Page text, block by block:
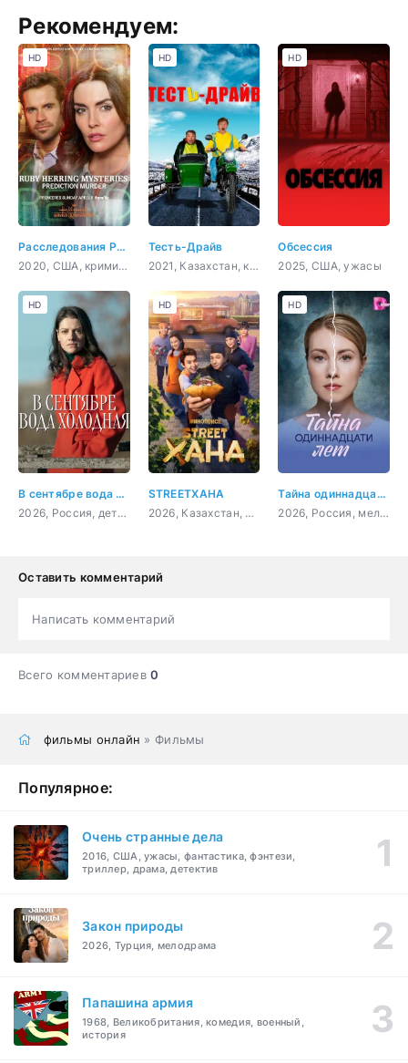
Рекомендуем:
Расследования Руби Херринг: Предсказание убийства
2020, США, криминал, детектив
HD
Тесть-Драйв
2021, Казахстан, комедия
HD
Обсессия
2025, США, ужасы
HD
В сентябре вода холодная
2026, Россия, детектив, криминал
HD
STREETХАНА
2026, Казахстан, комедия
HD
Тайна одиннадцати лет
2026, Россия, мелодрама
HD
Оставить комментарий
Написать комментарий
Всего комментариев0
фильмы онлайн » Фильмы
Популярное:
Очень странные дела
2016, США, ужасы, фантастика, фэнтези,
триллер, драма, детектив
Закон природы
2026, Турция, мелодрама
Папашина армия
1968, Великобритания, комедия, военный,
история